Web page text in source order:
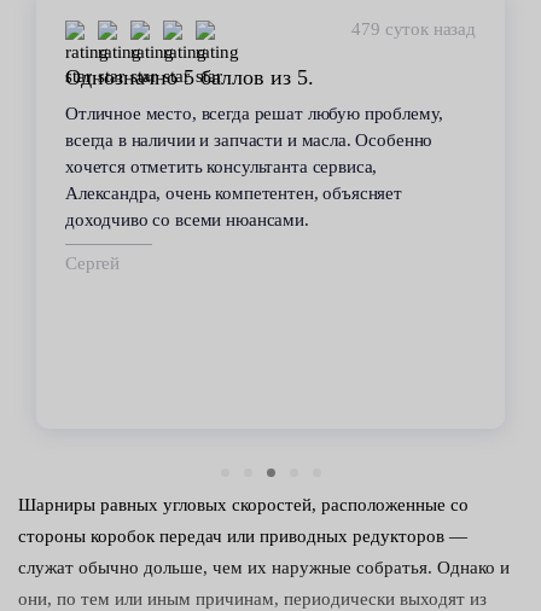
479 суток назад
Однозначно 5 баллов из 5.
Отличное место, всегда решат любую проблему,
всегда в наличии и запчасти и масла. Особенно
хочется отметить консультанта сервиса,
Александра, очень компетентен, объясняет
доходчиво со всеми нюансами.
Сергей
Шарниры равных угловых скоростей, расположенные со
стороны коробок передач или приводных редукторов —
служат обычно дольше, чем их наружные собратья. Однако и
они, по тем или иным причинам, периодически выходят из